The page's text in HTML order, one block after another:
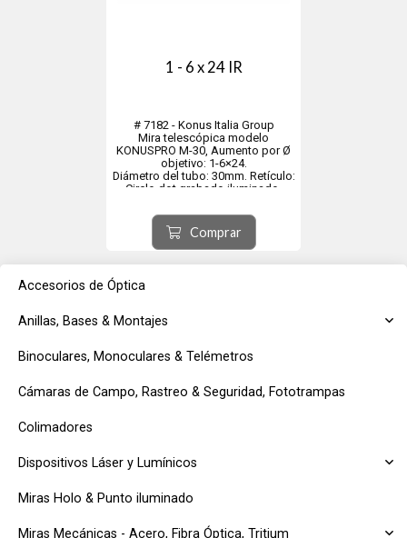
Accesorios de Óptica
Anillas, Bases & Montajes
Binoculares, Monoculares & Telémetros
Cámaras de Campo, Rastreo & Seguridad, Fototrampas
Colimadores
Dispositivos Láser y Lumínicos
Miras Holo & Punto iluminado
Miras Mecánicas - Acero, Fibra Óptica, Tritium
1 - 6 x 24 IR
# 7182 - Konus Italia Group
Mira telescópica modelo
KONUSPRO M-30, Aumento por Ø
objetivo: 1-6×24.
Diámetro del tubo: 30mm. Retículo:
Circle-dot grabado iluminado.
5,5m á 6x. Peso: 485gr.
Longitud: 247mm. Eye relief: 93mm
á 1x – 103mm á 6x.
Pupila de Salida:...
Comprar